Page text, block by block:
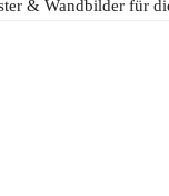
& Wandbilder für